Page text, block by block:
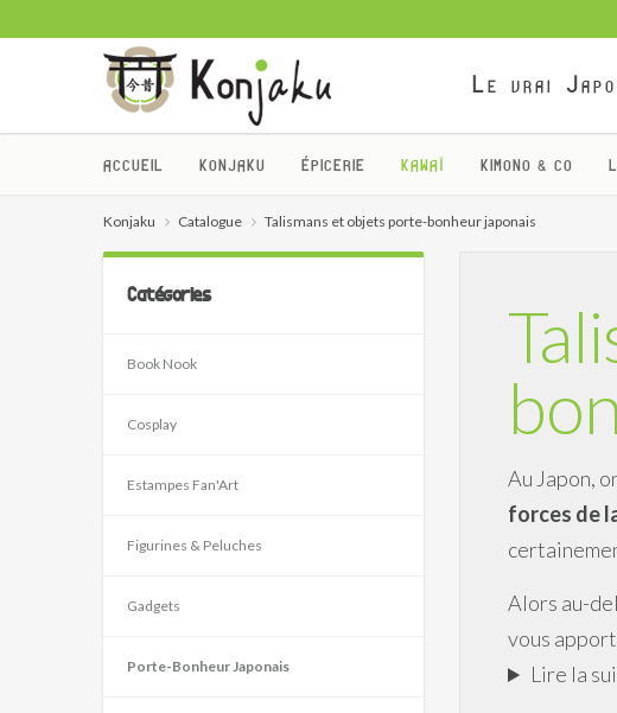
Le vrai
ACCUEIL KONJAKU ÉPICERIE KAWAÏ KIMONO & CO
Konjaku Catalogue Talismans et objets porte-bonheur japonais
Catégories
Book Nook
Cosplay
Estampes Fan'Art
Figurines & Peluches
Gadgets
Porte-Bonheur Japonais
Au Japon,
forces de
Alors au-
vous
Lire la